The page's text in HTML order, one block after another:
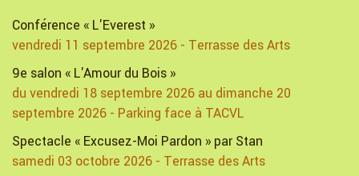
Conférence « L'Everest »
vendredi 11 septembre 2026 - Terrasse des Arts
9e salon « L'Amour du Bois »
du vendredi 18 septembre 2026 au dimanche 20
septembre 2026 - Parking face à TACVL
Spectacle « Excusez-Moi Pardon » par Stan
samedi 03 octobre 2026 - Terrasse des Arts